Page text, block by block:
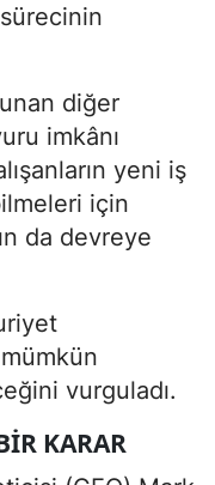
diğer
imkânı
yeni iş
için
da devreye
vurguladı.
KARAR